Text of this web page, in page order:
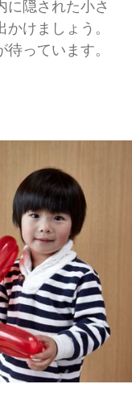
に隠された小さ
けましょう。
っています。